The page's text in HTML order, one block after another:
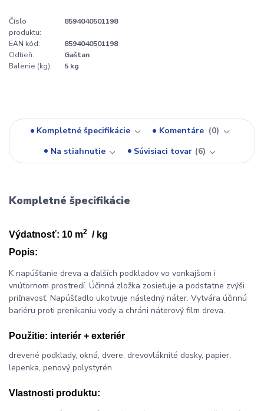
Číslo
produktu:
8594040501198
EAN kód:
8594040501198
Odtieň:
Gaštan
Balenie (kg):
5 kg
Kompletné špecifikácie Komentáre
0
Na stiahnutie
Súvisiaci tovar 6
Kompletné špecifikácie
Výdatnosť: 10 m2
/ kg
Popis:
K napúšťanie dreva a ďalších podkladov vo vonkajšom i
vnútornom prostredí. Účinná zložka zosieťuje a podstatne zvýši
priľnavosť. Napúšťadlo ukotvuje následný náter. Vytvára účinnú
bariéru proti prenikaniu vody a chráni náterový film dreva.
Použitie: interiér + exteriér
drevené podklady, okná, dvere, drevovláknité dosky, papier,
lepenka, penový polystyrén
Vlastnosti produktu: